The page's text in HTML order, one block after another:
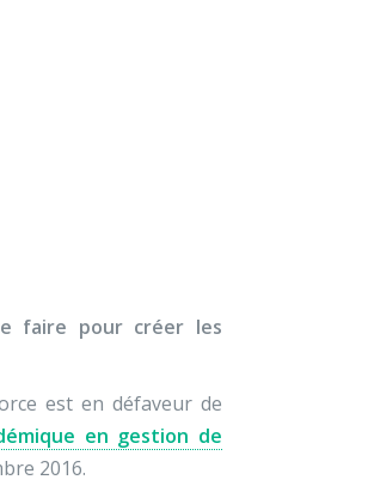
faire pour créer les
est en défaveur de
en gestion de
2016.